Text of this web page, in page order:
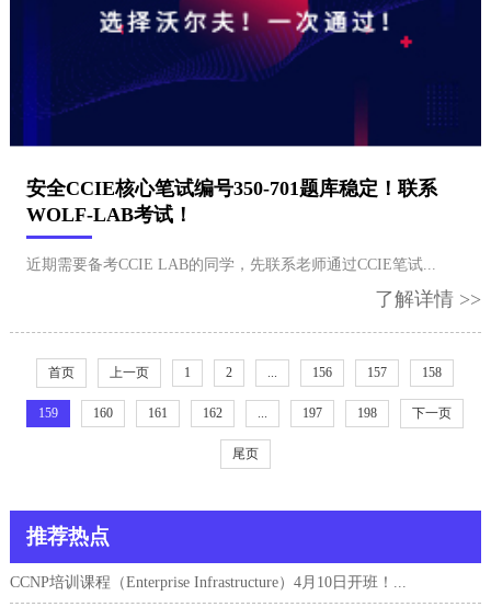
安全CCIE核心笔试编号​350-701题库稳定！联系
WOLF-LAB考试！
​近期需要备考CCIE LAB的同学，先联系老师通过CCIE笔试...
了解详情 >>
首页 上一页 1 2 ... 156 157 158
159 160 161 162 ... 197 198 下一页
尾页
推荐热点
CCNP培训课程（Enterprise Infrastructure）4月10日开班！...